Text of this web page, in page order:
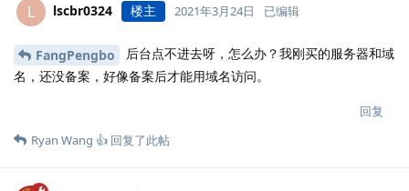
L lscbr0324 楼主 2021年3月24日 已编辑
FangPengbo
后台点不进去呀，怎么办？我刚买的服务器和域
名，还没备案，好像备案后才能用域名访问。
回复
Ryan Wang 👍 回复了此帖